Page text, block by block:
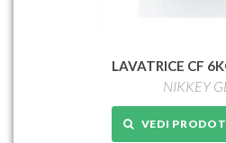
LAVATRICE CF
NIKKEY
VEDI